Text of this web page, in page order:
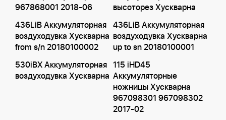
967868001 2018-06
высоторез Хускварна
436LiB Аккумуляторная
воздуходувка Хускварна
from s/n 20180100002
436LiB Аккумуляторная
воздуходувка Хускварна
up to sn 20180100001
530iBX Аккумуляторная
воздуходувка Хускварна
115 iHD45
Аккумуляторные
ножницы Хускварна
967098301 967098302
2017-02